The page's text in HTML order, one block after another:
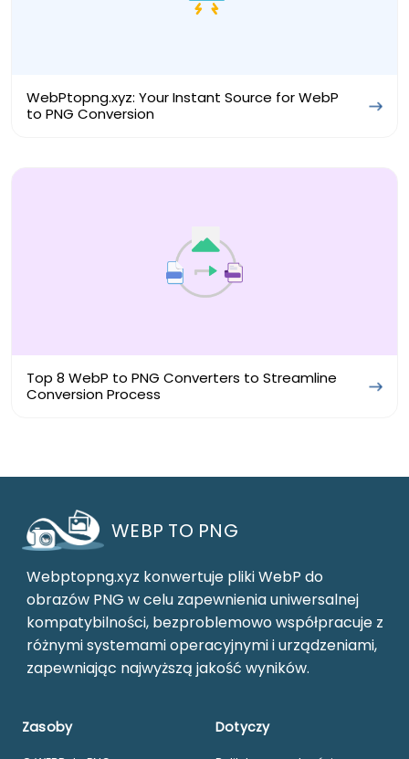
WebPtopng.xyz: Your Instant Source for WebP
to PNG Conversion
Top 8 WebP to PNG Converters to Streamline
Conversion Process
WEBP TO PNG
Webptopng.xyz konwertuje pliki WebP do
obrazów PNG w celu zapewnienia uniwersalnej
kompatybilności, bezproblemowo współpracuje z
różnymi systemami operacyjnymi i urządzeniami,
zapewniając najwyższą jakość wyników.
Zasoby Dotyczy